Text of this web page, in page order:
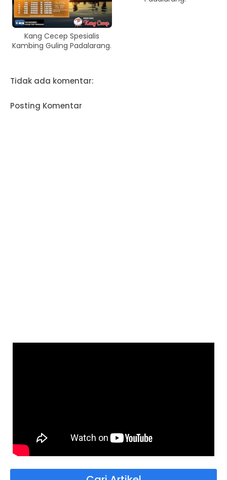
Kang Cecep Spesialis
Kambing Guling Padalarang.
Tidak ada komentar:
Posting Komentar